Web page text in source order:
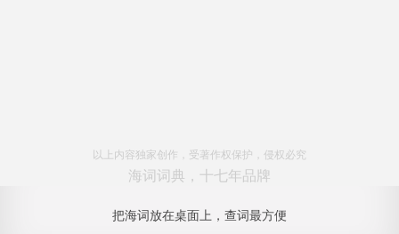
以上内容独家创作，受著作权保护，侵权必究
海词词典，十七年品牌
把海词放在桌面上，查词最方便